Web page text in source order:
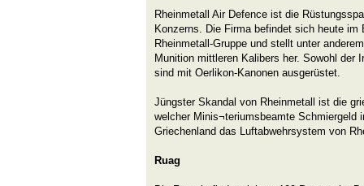
Rheinmetall Air Defence ist die
Konzerns. Die Firma befindet sich heute im
Rheinmetall-Gruppe und stellt unter
Munition mittleren Kalibers her. Sowohl der
sind mit Oerlikon-Kanonen ausgerüstet.
Jüngster Skandal von Rheinmetall ist die
welcher Minis¬teriumsbeamte Schmiergeld
Griechenland das Luftabwehrsystem von
Ruag